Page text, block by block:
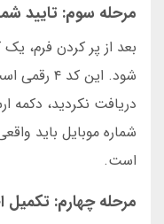
مرحله سوم: تایید
بعد از پر کردن فرم،
دریافت نکردید، دکمه
شماره موبایل باید
است.
مرحله چهارم: